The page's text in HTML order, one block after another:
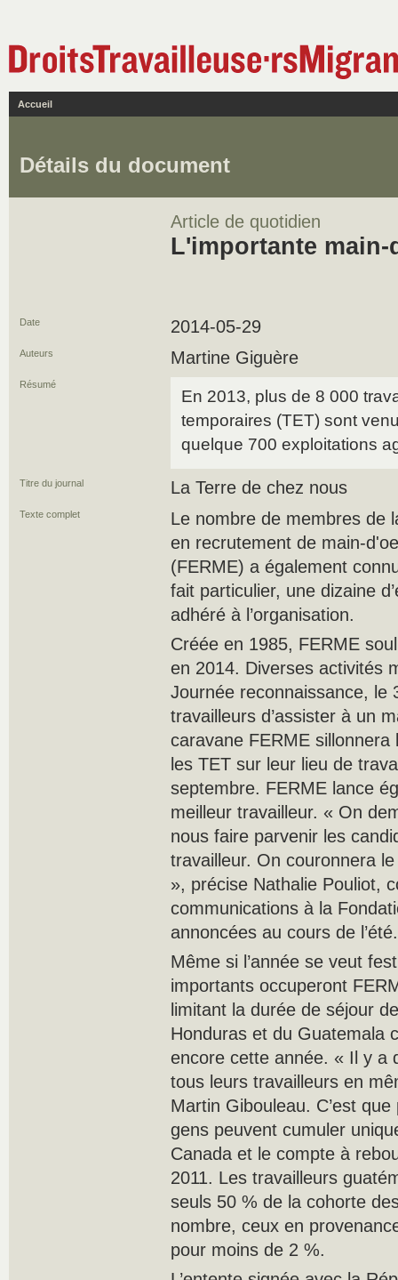
Accueil
Détails du document
Article de quotidien
L'importante
Date 2014-05-29
Auteurs Martine Giguère
Résumé
En 2013, plus de 8 000
temporaires (TET) sont
quelque 700 exploitations
Titre du journal La Terre de chez nous
Texte complet
Le nombre de membres de
en recrutement de main-
(FERME) a également
fait particulier, une dizaine
adhéré à l’organisation.
Créée en 1985, FERME
en 2014. Diverses activités
Journée reconnaissance, le
travailleurs d’assister à un
caravane FERME
les TET sur leur lieu de
septembre. FERME lance
meilleur travailleur. « On
nous faire parvenir les
travailleur. On couronnera
», précise Nathalie Pouliot,
communications à la
annoncées au cours de l’été.
Même si l’année se veut
importants occuperont
limitant la durée de séjour
Honduras et du Guatemala
encore cette année. « Il y a
tous leurs travailleurs en
Martin Gibouleau. C’est
gens peuvent cumuler
Canada et le compte à
2011. Les travailleurs
seuls 50 % de la cohorte
nombre, ceux en
pour moins de 2 %.